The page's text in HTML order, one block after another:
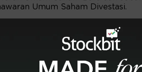
Umum Saham Divestasi.